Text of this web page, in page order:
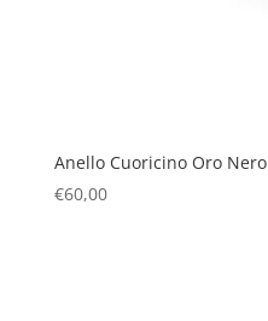
Anello Cuoricino Oro Nero
€60,00